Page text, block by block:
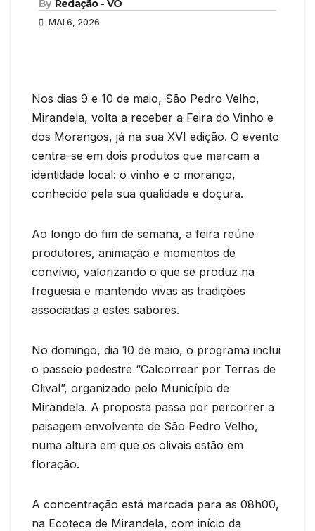
By Redação - VO
MAI 6, 2026
Nos dias 9 e 10 de maio, São Pedro Velho,
Mirandela, volta a receber a Feira do Vinho e
dos Morangos, já na sua XVI edição. O evento
centra-se em dois produtos que marcam a
identidade local: o vinho e o morango,
conhecido pela sua qualidade e doçura.
Ao longo do fim de semana, a feira reúne
produtores, animação e momentos de
convívio, valorizando o que se produz na
freguesia e mantendo vivas as tradições
associadas a estes sabores.
No domingo, dia 10 de maio, o programa inclui
o passeio pedestre “Calcorrear por Terras de
Olival”, organizado pelo Município de
Mirandela. A proposta passa por percorrer a
paisagem envolvente de São Pedro Velho,
numa altura em que os olivais estão em
floração.
A concentração está marcada para as 08h00,
na Ecoteca de Mirandela, com início da